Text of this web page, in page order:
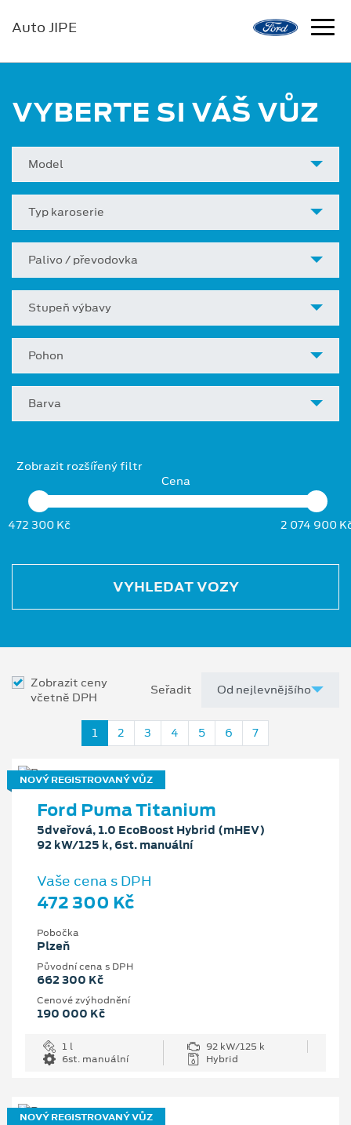
Auto JIPE
VYBERTE SI VÁŠ VŮZ
Model
Typ karoserie
Palivo / převodovka
Stupeň výbavy
Pohon
Barva
Zobrazit rozšířený filtr
Cena
472 300 Kč 2 074 900
VYHLEDAT VOZY
Zobrazit ceny
včetně DPH
Seřadit
1 2 3 4 5 6 7
NOVÝ REGISTROVANÝ VŮZ
Ford Puma Titanium
5dveřová, 1.0 EcoBoost Hybrid (mHEV)
92 kW/125 k, 6st. manuální
Vaše cena s DPH
472 300 Kč
Pobočka
Plzeň
Původní cena s DPH
662 300 Kč
Cenové zvýhodnění
190 000 Kč
1 l
92 kW/125 k
6st. manuální
Hybrid
NOVÝ REGISTROVANÝ VŮZ